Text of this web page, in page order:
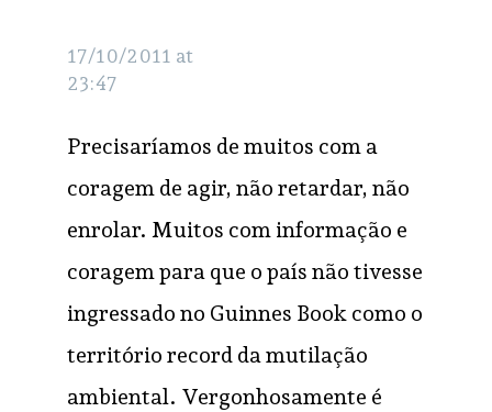
17/10/2011 at
23:47
Precisaríamos de muitos com a
coragem de agir, não retardar, não
enrolar. Muitos com informação e
coragem para que o país não tivesse
ingressado no Guinnes Book como o
território record da mutilação
ambiental. Vergonhosamente é